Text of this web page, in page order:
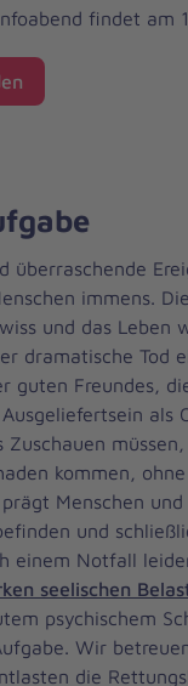
findet am
überraschende
immens.
und das Leben
dramatische Tod
guten Freundes,
als
Zuschauen
kommen,
Menschen
und
einem Notfall
seelischen
psychischem
Wir
die